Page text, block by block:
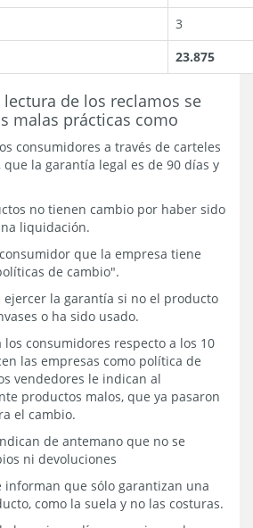
3
23.875
de los reclamos se
malas prácticas como
consumidores a través de carteles
que la garantía legal es de 90 días y
no tienen cambio por haber sido
liquidación.
que la empresa tiene
de cambio".
ejercer la garantía si no el producto
o ha sido usado.
los consumidores respecto a los 10
las empresas como política de
vendedores le indican al
productos malos, que ya pasaron
el cambio.
de antemano que no se
ni devoluciones
informan que sólo garantizan una
como la suela y no las costuras.